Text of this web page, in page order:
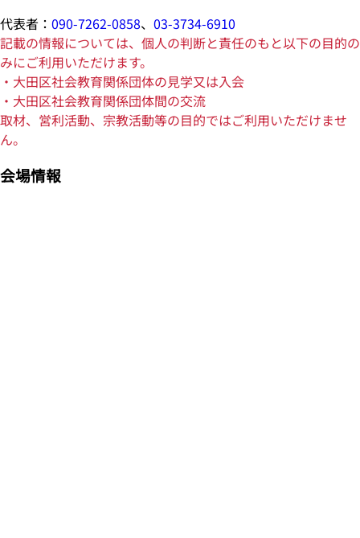
代表者： 090-7262-0858、 03-3734-6910
記載の情報については、個人の判断と責任のもと以下の目的の
みにご利用いただけます。
・大田区社会教育関係団体の見学又は入会
・大田区社会教育関係団体間の交流
取材、営利活動、宗教活動等の目的ではご利用いただけませ
ん。
会場情報